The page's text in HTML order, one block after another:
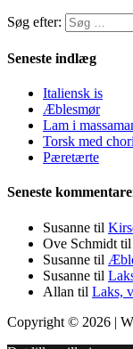
Søg efter:
Seneste indlæg
Italiensk is
Æblesmør
Lam i
Torsk med
Pæretærte
Seneste
Susanne til
Ove Schmidt til
Susanne til
Susanne til
Allan til Laks,
Copyright © 2026 |